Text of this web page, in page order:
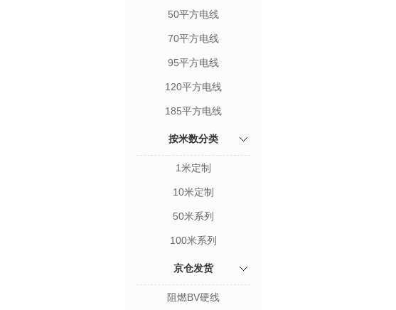
50平方电线
70平方电线
95平方电线
120平方电线
185平方电线
按米数分类
1米定制
10米定制
50米系列
100米系列
京仓发货
阻燃BV硬线